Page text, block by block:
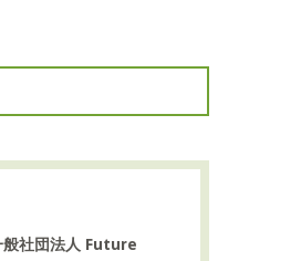
般社団法人 Future